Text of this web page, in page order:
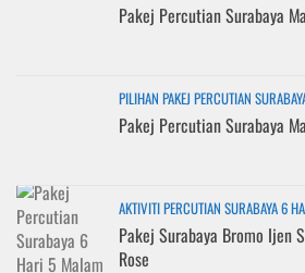
Pakej Percutian Surabaya
PILIHAN PAKEJ PERCUTIAN
Pakej Percutian Surabaya
AKTIVITI PERCUTIAN SURABAYA 6
Pakej Surabaya Bromo Ijen
Rose